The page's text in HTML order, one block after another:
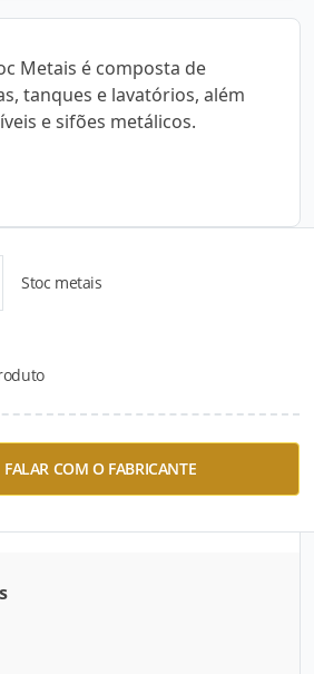
Metais é composta de
tanques e lavatórios, além
e sifões metálicos.
Stoc metais
FALAR COM O FABRICANTE
do produto
Metais é composta de válvulas
e lavatórios, além de tubos